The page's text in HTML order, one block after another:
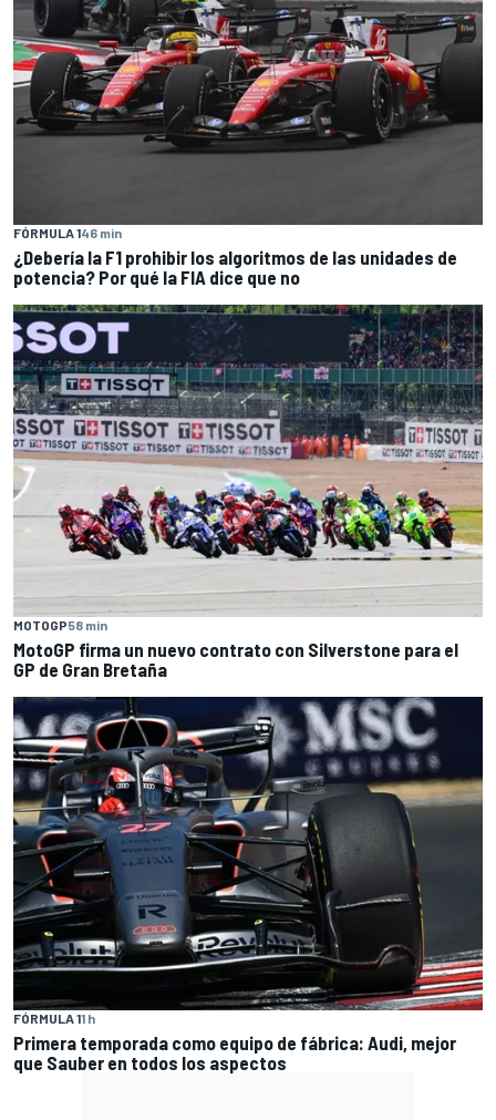
FÓRMULA 146 min
¿Debería la F1 prohibir los algoritmos de las unidades de
potencia? Por qué la FIA dice que no
MOTOGP58 min
MotoGP firma un nuevo contrato con Silverstone para el
GP de Gran Bretaña
FÓRMULA 11 h
Primera temporada como equipo de fábrica: Audi, mejor
que Sauber en todos los aspectos